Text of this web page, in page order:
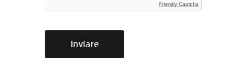
Friendly Captcha
Inviare